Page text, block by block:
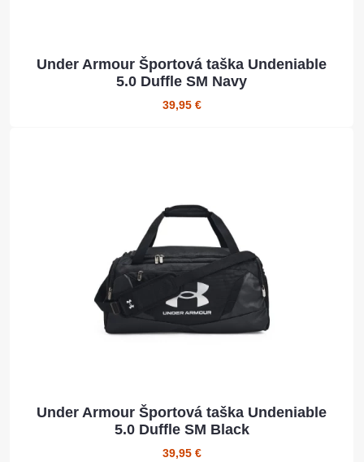
Under Armour Športová taška Undeniable
5.0 Duffle SM Navy
39,95 €
Under Armour Športová taška Undeniable
5.0 Duffle SM Black
39,95 €